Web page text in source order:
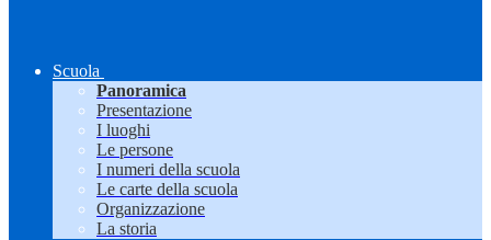
Scuola
Panoramica
Presentazione
I luoghi
Le persone
I numeri della scuola
Le carte della scuola
Organizzazione
La storia